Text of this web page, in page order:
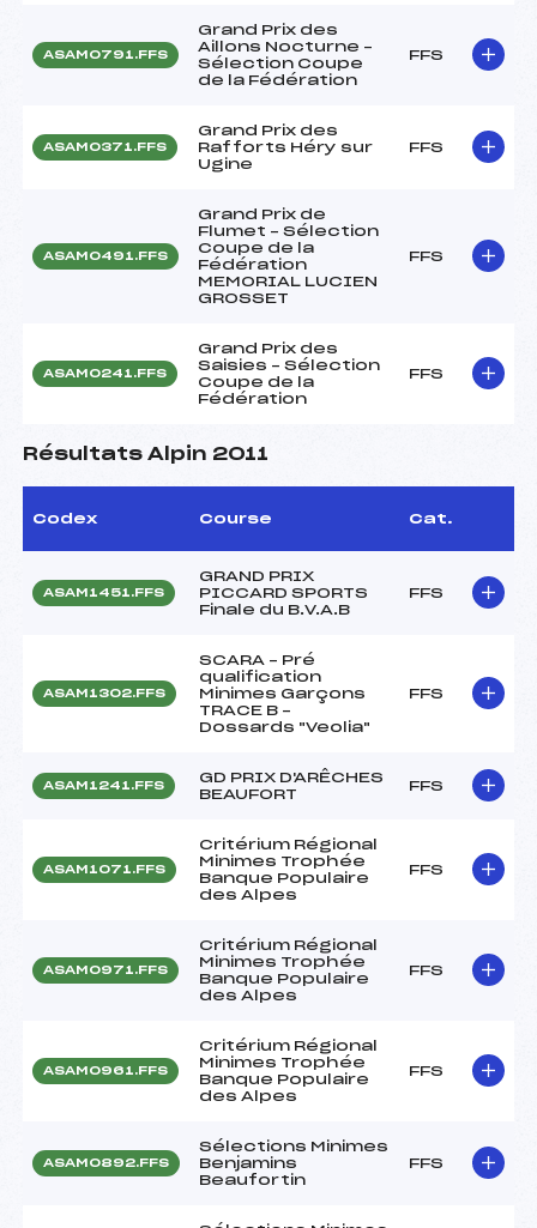
ASAM0791.FFS
Grand Prix des
Aillons Nocturne –
Sélection Coupe
de la Fédération
FFS
ASAM0371.FFS
Grand Prix des
Rafforts Héry sur
Ugine
FFS
ASAM0491.FFS
Grand Prix de
Flumet – Sélection
Coupe de la
Fédération
MEMORIAL LUCIEN
GROSSET
FFS
ASAM0241.FFS
Grand Prix des
Saisies – Sélection
Coupe de la
Fédération
FFS
Résultats Alpin 2011
Codex Course Cat.
ASAM1451.FFS
GRAND PRIX
PICCARD SPORTS
Finale du B.V.A.B
FFS
ASAM1302.FFS
SCARA – Pré
qualification
Minimes Garçons
TRACE B –
Dossards "Veolia"
FFS
ASAM1241.FFS
GD PRIX D'ARÊCHES
BEAUFORT
FFS
ASAM1071.FFS
Critérium Régional
Minimes Trophée
Banque Populaire
des Alpes
FFS
ASAM0971.FFS
Critérium Régional
Minimes Trophée
Banque Populaire
des Alpes
FFS
ASAM0961.FFS
Critérium Régional
Minimes Trophée
Banque Populaire
des Alpes
FFS
ASAM0892.FFS
Sélections Minimes
Benjamins
Beaufortin
FFS